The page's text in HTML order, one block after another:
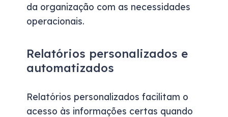
da organização com as necessidades
operacionais.
Relatórios personalizados e
automatizados
Relatórios personalizados facilitam o
acesso às informações certas quando